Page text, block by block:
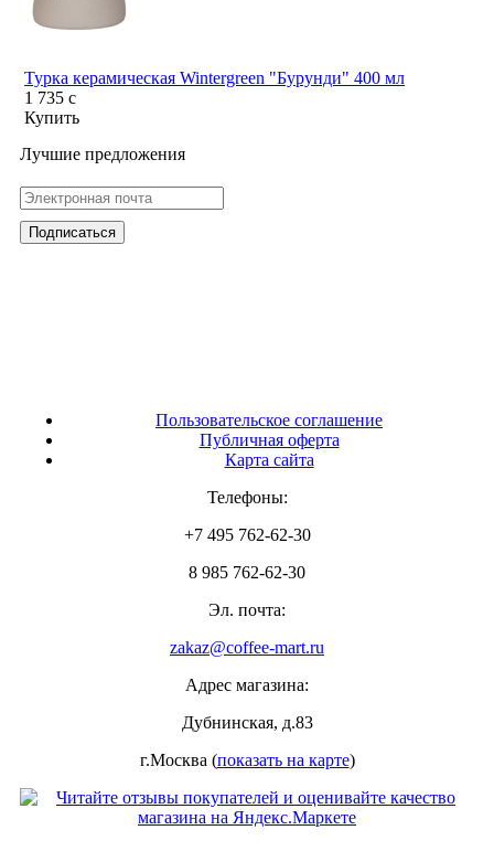
Турка керамическая Wintergreen "Бурунди" 400 мл
1 735c
Купить
Лучшие предложения
Пользовательское соглашение
Публичная оферта
Карта сайта
Телефоны:
+7 495 762-62-30
8 985 762-62-30
Эл. почта:
zakaz@coffee-mart.ru
Адрес магазина:
Дубнинская, д.83
г.Москва (показать на карте)